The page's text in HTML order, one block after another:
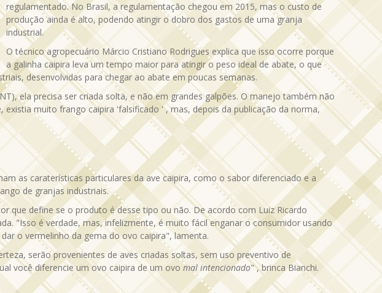
regulamentado. No Brasil, a regulamentação chegou em 2015, mas o custo de
produção ainda é alto, podendo atingir o dobro dos gastos de uma granja
industrial.
O técnico agropecuário Márcio Cristiano Rodrigues explica que isso ocorre porque
a galinha caipira leva um tempo maior para atingir o peso ideal de abate, o que
desenvolvidas para chegar ao abate em poucas semanas.
ela precisa ser criada solta, e não em grandes galpões. O manejo também não
muito frango caipira 'falsificado ' , mas, depois da publicação da norma,
as caraterísticas particulares da ave caipira, como o sabor diferenciado e a
de granjas industriais.
que define se o produto é desse tipo ou não. De acordo com Luiz Ricardo
"Isso é verdade, mas, infelizmente, é muito fácil enganar o consumidor usando
o vermelinho da gema do ovo caipira", lamenta.
serão provenientes de aves criadas soltas, sem uso preventivo de
você diferencie um ovo caipira de um ovo mal intencionado" , brinca Bianchi.